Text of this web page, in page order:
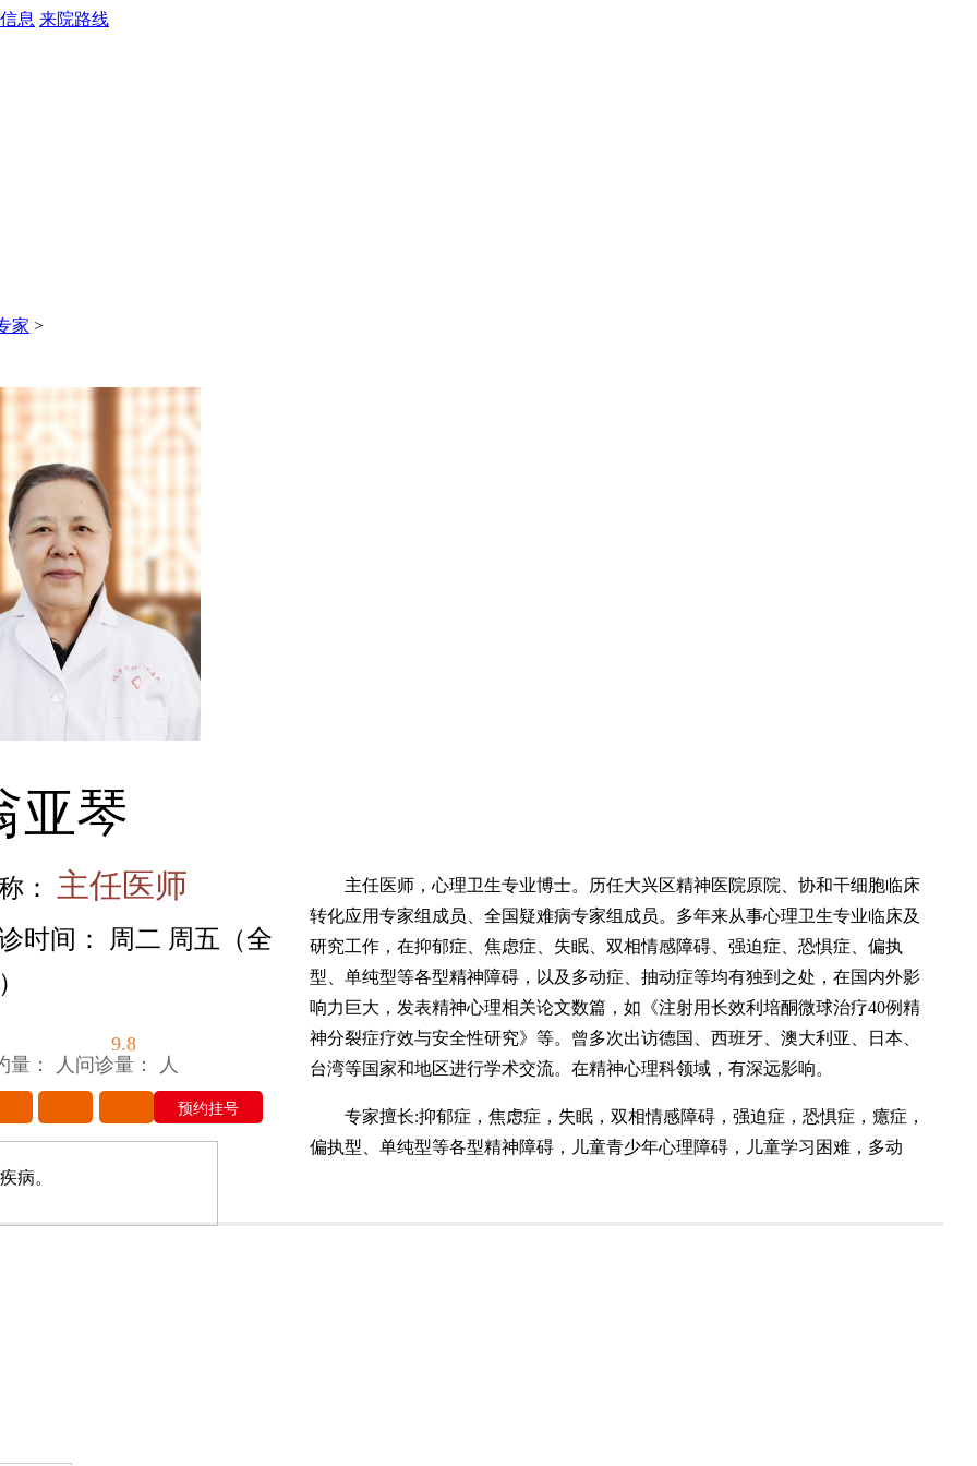
息 来院路线
家 >
亚琴
： 主任医师
时间： 周二 周五（全
9.8
量： 人 问诊量： 人
预约挂号
主任医师，心理卫生专业博士。历任大兴区精神医院原院、协和干细胞临床
转化应用专家组成员、全国疑难病专家组成员。多年来从事心理卫生专业临床及
研究工作，在抑郁症、焦虑症、失眠、双相情感障碍、强迫症、恐惧症、偏执
型、单纯型等各型精神障碍，以及多动症、抽动症等均有独到之处，在国内外影
响力巨大，发表精神心理相关论文数篇，如《注射用长效利培酮微球治疗40例精
神分裂症疗效与安全性研究》等。曾多次出访德国、西班牙、澳大利亚、日本、
台湾等国家和地区进行学术交流。在精神心理科领域，有深远影响。
专家擅长:抑郁症，焦虑症，失眠，双相情感障碍，强迫症，恐惧症，癔症，
偏执型、单纯型等各型精神障碍，儿童青少年心理障碍，儿童学习困难，多动
病。